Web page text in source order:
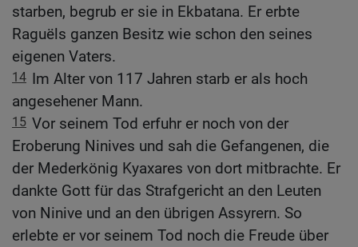
starben, begrub er sie in Ekbatana. Er erbte
Raguëls ganzen Besitz wie schon den seines
eigenen Vaters.
14 Im Alter von 117 Jahren starb er als hoch
angesehener Mann.
15 Vor seinem Tod erfuhr er noch von der
Eroberung Ninives und sah die Gefangenen, die
der Mederkönig Kyaxares von dort mitbrachte. Er
dankte Gott für das Strafgericht an den Leuten
von Ninive und an den übrigen Assyrern. So
erlebte er vor seinem Tod noch die Freude über